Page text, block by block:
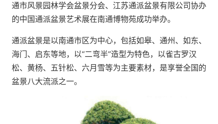
通市风景园林学会盆景分会、江苏通派盆景有限公司协办
的中国通派盆景艺术展在南通博物苑成功举办。
通派盆景是以南通市区为中心，包括如皋、通州、如东、
海门、启东等地，以“二弯半”造型为特色，以雀古罗汉
松、黄杨、五针松、六月雪等为主要素材，是享誉全国的
盆景八大流派之一。